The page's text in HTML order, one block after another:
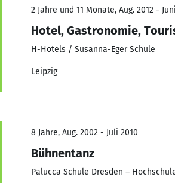
2 Jahre und 11 Monate, Aug. 2012 -
Hotel, Gastronomie,
H-Hotels / Susanna-Eger Schule
Leipzig
8 Jahre, Aug. 2002 - Juli 2010
Bühnentanz
Palucca Schule Dresden –